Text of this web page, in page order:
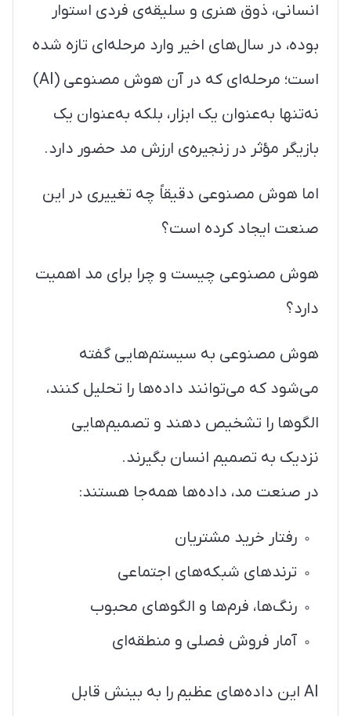
انسانی، ذوق هنری و سلیقه‌ی فردی استوار
بوده، در سال‌های اخیر وارد مرحله‌ای تازه شده
است؛ مرحله‌ای که در آن هوش مصنوعی (AI)
نه‌تنها به‌عنوان یک ابزار، بلکه به‌عنوان یک
بازیگر مؤثر در زنجیره‌ی ارزش مد حضور دارد.
اما هوش مصنوعی دقیقاً چه تغییری در این
صنعت ایجاد کرده است؟
هوش مصنوعی چیست و چرا برای مد اهمیت
دارد؟
هوش مصنوعی به سیستم‌هایی گفته
می‌شود که می‌توانند داده‌ها را تحلیل کنند،
الگوها را تشخیص دهند و تصمیم‌هایی
نزدیک به تصمیم انسان بگیرند.
در صنعت مد، داده‌ها همه‌جا هستند:
رفتار خرید مشتریان
ترندهای شبکه‌های اجتماعی
رنگ‌ها، فرم‌ها و الگوهای محبوب
آمار فروش فصلی و منطقه‌ای
AI این داده‌های عظیم را به بینش قابل